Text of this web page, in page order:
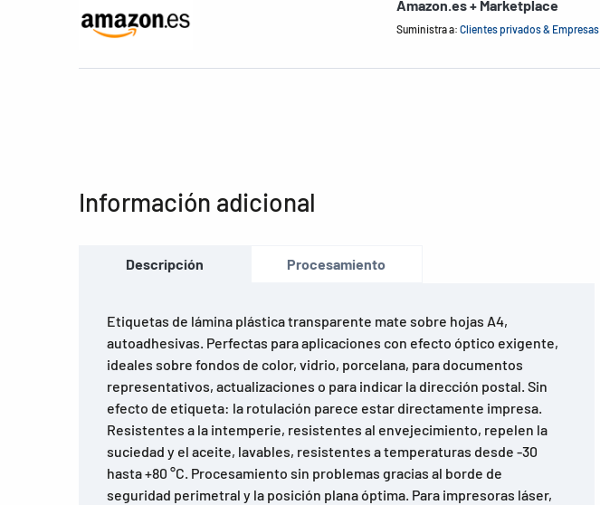
Amazon.es + Marketplace
Suministra a: Clientes privados & Empresas
Información adicional
Descripción Procesamiento
Etiquetas de lámina plástica transparente mate sobre hojas A4,
autoadhesivas. Perfectas para aplicaciones con efecto óptico exigente,
ideales sobre fondos de color, vidrio, porcelana, para documentos
representativos, actualizaciones o para indicar la dirección postal. Sin
efecto de etiqueta: la rotulación parece estar directamente impresa.
Resistentes a la intemperie, resistentes al envejecimiento, repelen la
suciedad y el aceite, lavables, resistentes a temperaturas desde -30
hasta +80 °C. Procesamiento sin problemas gracias al borde de
seguridad perimetral y la posición plana óptima. Para impresoras láser,